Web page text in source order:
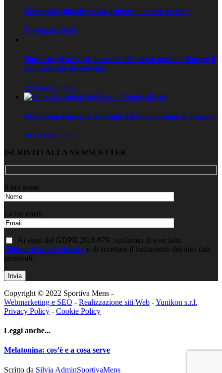
Ghiandola pineale: come attivare il “terzo occhio”
3 Febbraio 2026
Non tutti gli atleti si stancano allo stesso modo: adattare il
recupero alle diverse fasi
22 Gennaio 2026
Quali sono i muscoli profondi del dorso e come si allenano
20 Gennaio 2026
ISCRIVITI ALLA NEWSLETTER
Il tuo nome
La tua email
Ai sensi del GDPR 2016/679, confermo di aver letto
l'informativa sulla privacy e di accettare il trattamento dei miei dati
personali.
Copyright © 2022 Sportiva Mens -
Webmarketing e SEO - Realizzazione siti Web -Yunikon s.r.l.
Privacy Policy - Cookie Policy
Leggi anche...
Melatonina: cos’è e a cosa serve
Scritto da Silvia AdminSportivaMens